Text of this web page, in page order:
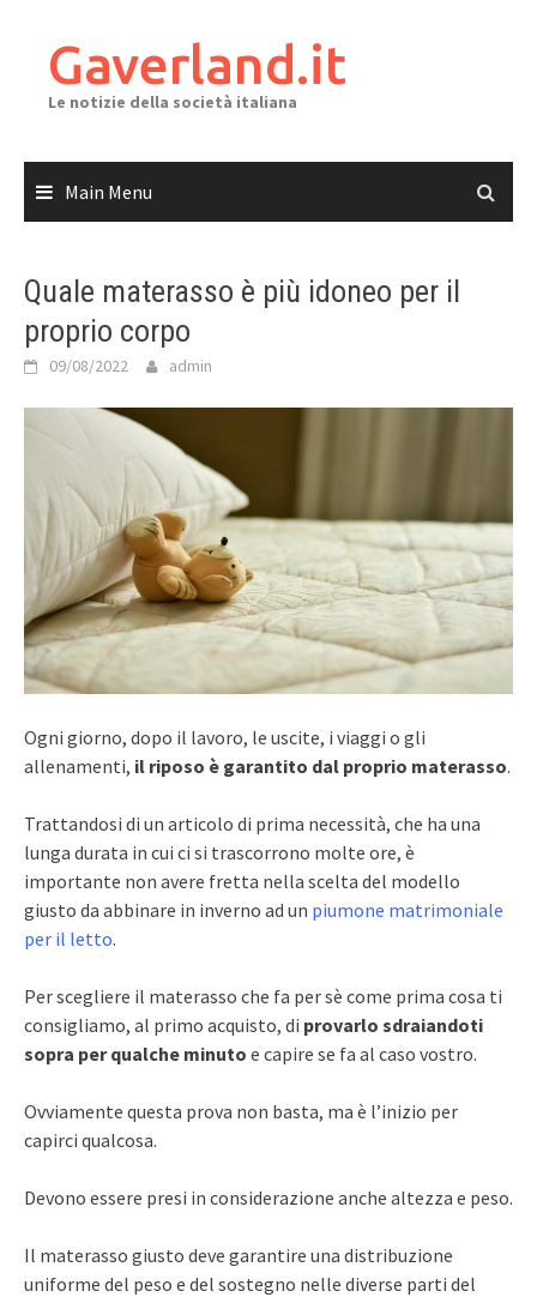
contentGaverland.it
Le notizie della società italiana
Main Menu
Quale materasso è più idoneo per il
proprio corpo
09/08/2022 admin
Ogni giorno, dopo il lavoro, le uscite, i viaggi o gli
allenamenti, il riposo è garantito dal proprio materasso.
Trattandosi di un articolo di prima necessità, che ha una
lunga durata in cui ci si trascorrono molte ore, è
importante non avere fretta nella scelta del modello
giusto da abbinare in inverno ad un piumone matrimoniale
per il letto.
Per scegliere il materasso che fa per sè come prima cosa ti
consigliamo, al primo acquisto, di provarlo sdraiandoti
sopra per qualche minuto e capire se fa al caso vostro.
Ovviamente questa prova non basta, ma è l’inizio per
capirci qualcosa.
Devono essere presi in considerazione anche altezza e peso.
Il materasso giusto deve garantire una distribuzione
uniforme del peso e del sostegno nelle diverse parti del